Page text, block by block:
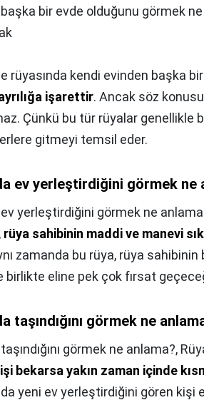
bir evde olduğunu görmek
rüyasında kendi evinden başka bir
işarettir. Ancak söz
Çünkü bu tür rüyalar genellikle
gitmeyi temsil eder.
ev yerleştirdiğini görmek ne
yerleştirdiğini görmek ne
rüya sahibinin maddi ve manevi
zamanda bu rüya, rüya
birlikte eline pek çok fırsat
taşındığını görmek ne
görmek ne anlama?,
bekarsa yakın zaman içinde
yeni ev yerleştirdiğini gören kişi